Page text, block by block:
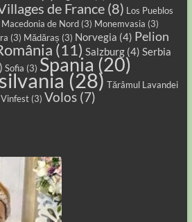
de France(8) Los Pueblos
Macedonia de Nord(3) Monemvasia (3)
(3) Mădăraș (3) Norvegia (4) Pelion
(11) Salzburg(4) Serbia
Sofia (3) Spania (20)
(28) Tărâmul Lavandei
Vinfest(3) Volos(7)